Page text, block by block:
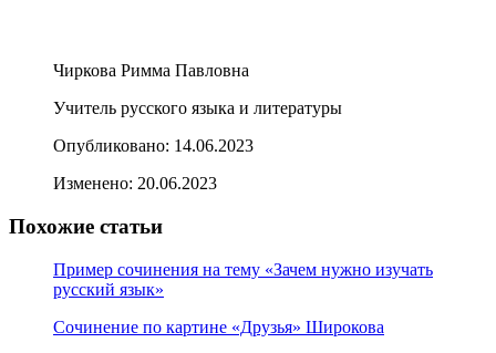
Чиркова Римма Павловна
Учитель русского языка и литературы
Опубликовано: 14.06.2023
Изменено: 20.06.2023
Похожие статьи
Пример сочинения на тему «Зачем нужно изучать
русский язык»
Сочинение по картине «Друзья» Широкова